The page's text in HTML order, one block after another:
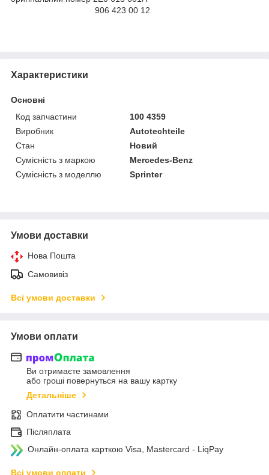
906 423 00 12
Характеристики
Основні
Код запчастини
100 4359
Виробник
Autotechteile
Стан
Новий
Сумісність з маркою
Mercedes-Benz
Сумісність з моделлю
Sprinter
Умови доставки
Нова Пошта
Самовивіз
Всі умови доставки
Умови оплати
Ви отримаєте замовлення
або гроші повернуться на вашу картку
Детальніше
Оплатити частинами
Післяплата
Онлайн-оплата карткою Visa, Mastercard - LiqPay
Всі умови оплати